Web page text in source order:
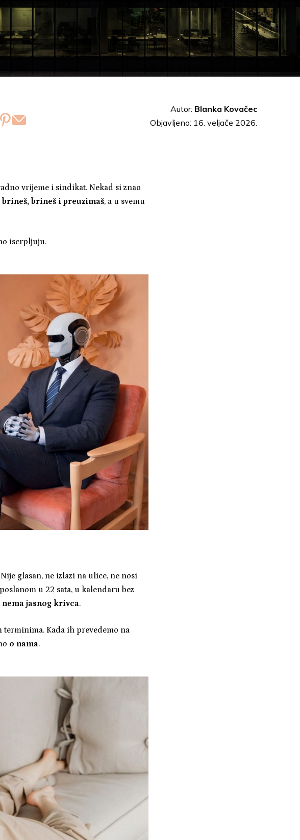
Autor: Blanka Kovačec
Objavljeno: 16. veljače 2026.
vrijeme i sindikat. Nekad si znao
brineš i preuzimaš, a u svemu
iscrpljuju.
glasan, ne izlazi na ulice, ne nosi
u 22 sata, u kalendaru bez
nema jasnog krivca.
Kada ih prevedemo na
o nama.